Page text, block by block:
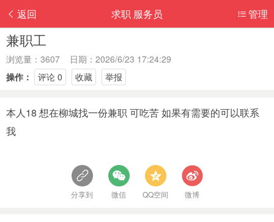
返回 管理
求职 服务员
兼职工
浏览量：3607 日期：2026/6/23 17:24:29
操作：
评论 0 收藏 举报
本人18 想在柳城找一份兼职 可吃苦 如果有需要的可以联系
我
分享到 微信 QQ空间 微博